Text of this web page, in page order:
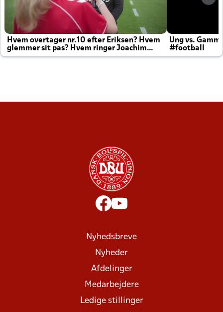
Hvem overtager nr.10 efter Eriksen? Hvem
glemmer sit pas? Hvem ringer Joachim
altid til efter kampe?
Ung vs.
#football
Nyhedsbreve
Nyheder
Afdelinger
Medarbejdere
Ledige stillinger